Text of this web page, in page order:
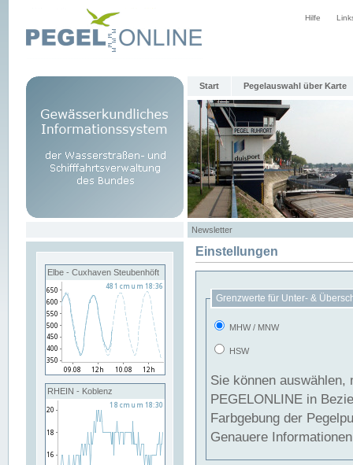
Hilfe
Start Pegelauswahl über Karte
Newsletter
Elbe - Cuxhaven Steubenhöft
RHEIN - Koblenz
Einstellungen
Grenzwerte für Unter- &
MHW / MNW
HSW
Sie können
PEGELONLINE in Beziehung
Farbgebung der
Genauere